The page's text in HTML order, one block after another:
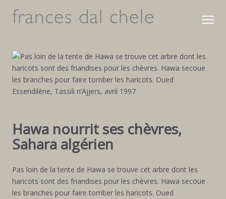
Hawa nourrit ses chèvres,
Sahara algérien
Pas loin de la tente de Hawa se trouve cet arbre dont les
haricots sont des friandises pour les chèvres. Hawa secoue
les branches pour faire tomber les haricots. Oued